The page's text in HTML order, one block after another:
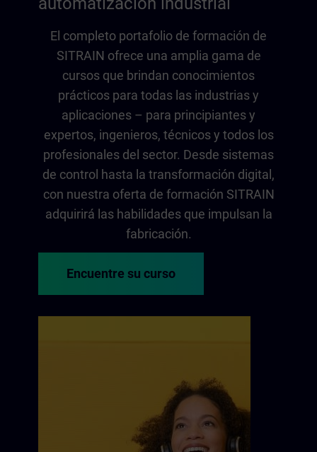
El completo portafolio de formación de
SITRAIN ofrece una amplia gama de
cursos que brindan conocimientos
prácticos para todas las industrias y
aplicaciones – para principiantes y
expertos, ingenieros, técnicos y todos los
profesionales del sector. Desde sistemas
de control hasta la transformación digital,
con nuestra oferta de formación SITRAIN
adquirirá las habilidades que impulsan la
fabricación.
Encuentre su curso